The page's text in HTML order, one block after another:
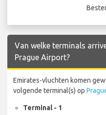
Van welke terminals
Prague Airport?
Emirates-vluchten komen
volgende terminal(s) op
Terminal - 1